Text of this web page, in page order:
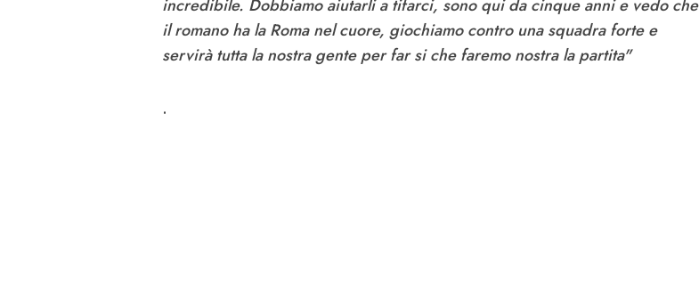
incredibile. Dobbiamo aiutarli a tifarci, sono qui da cinque anni e vedo che
il romano ha la Roma nel cuore, giochiamo contro una squadra forte e
servirà tutta la nostra gente per far si che faremo nostra la partita"
.